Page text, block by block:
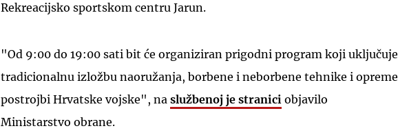
Rekreacijsko sportskom centru Jarun.
"Od 9:00 do 19:00 sati bit će organiziran prigodni program koji uključuje
tradicionalnu izložbu naoružanja, borbene i neborbene tehnike i opreme
postrojbi Hrvatske vojske", na službenoj je stranici objavilo
Ministarstvo obrane.